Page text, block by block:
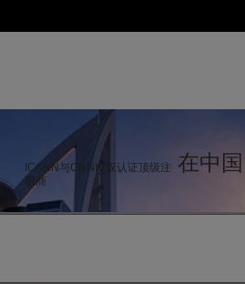
ICANN与CNNIC双认证顶级注
册商
在中